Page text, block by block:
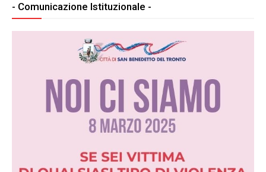
- Comunicazione Istituzionale -